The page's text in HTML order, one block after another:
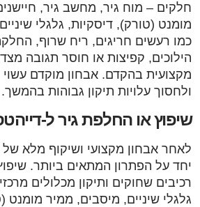
חלקים – מוח גיר, מחשב גיר,
מומנט (טורק), דיסקיות, גלגלי
כמו רעשים חריגים, ריח שרוף,
הילוכים, קפיצות או חוסר תגובה
מקצועית בהקדם. אבחון מוקדם
ולחסוך עלויות תיקון גבוהות בהמשך.
שיפוץ או החלפת גיר ל-
לאחר אבחון מקצועי ושיקוף מלא
יחד על הפתרון המתאים ביותר.
רכיבים שחוקים ותיקון מכלולים
גלגלי שיניים, מיסבים, ממיר מומנט